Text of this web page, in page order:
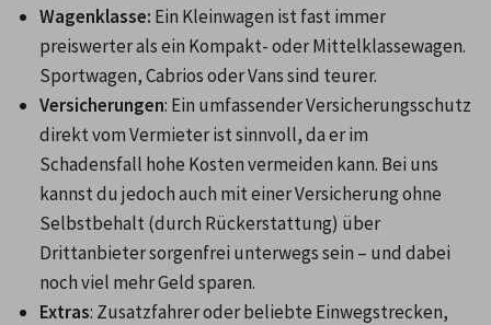
Wagenklasse: Ein Kleinwagen ist fast immer
preiswerter als ein Kompakt- oder Mittelklassewagen.
Sportwagen, Cabrios oder Vans sind teurer.
Versicherungen: Ein umfassender Versicherungsschutz
direkt vom Vermieter ist sinnvoll, da er im
Schadensfall hohe Kosten vermeiden kann. Bei uns
kannst du jedoch auch mit einer Versicherung ohne
Selbstbehalt (durch Rückerstattung) über
Drittanbieter sorgenfrei unterwegs sein – und dabei
noch viel mehr Geld sparen.
Extras: Zusatzfahrer oder beliebte Einwegstrecken,